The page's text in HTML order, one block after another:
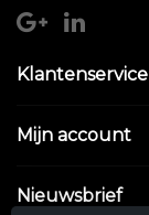
Klantenservice
Mijn account
Nieuwsbrief